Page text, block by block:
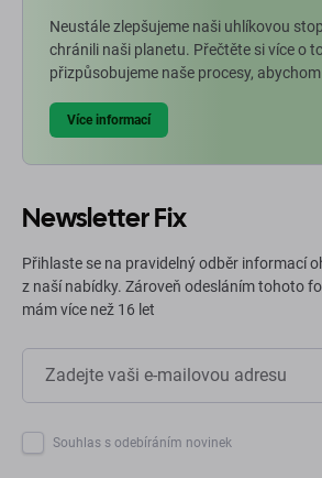
Neustále zlepšujeme naši uhlíkovou
chránili naši planetu. Přečtěte si více o
přizpůsobujeme naše procesy,
Více informací
Newsletter Fix
Přihlaste se na pravidelný odběr informací
z naší nabídky. Zároveň odesláním tohoto
mám více než 16 let
Souhlas s odebíráním novinek